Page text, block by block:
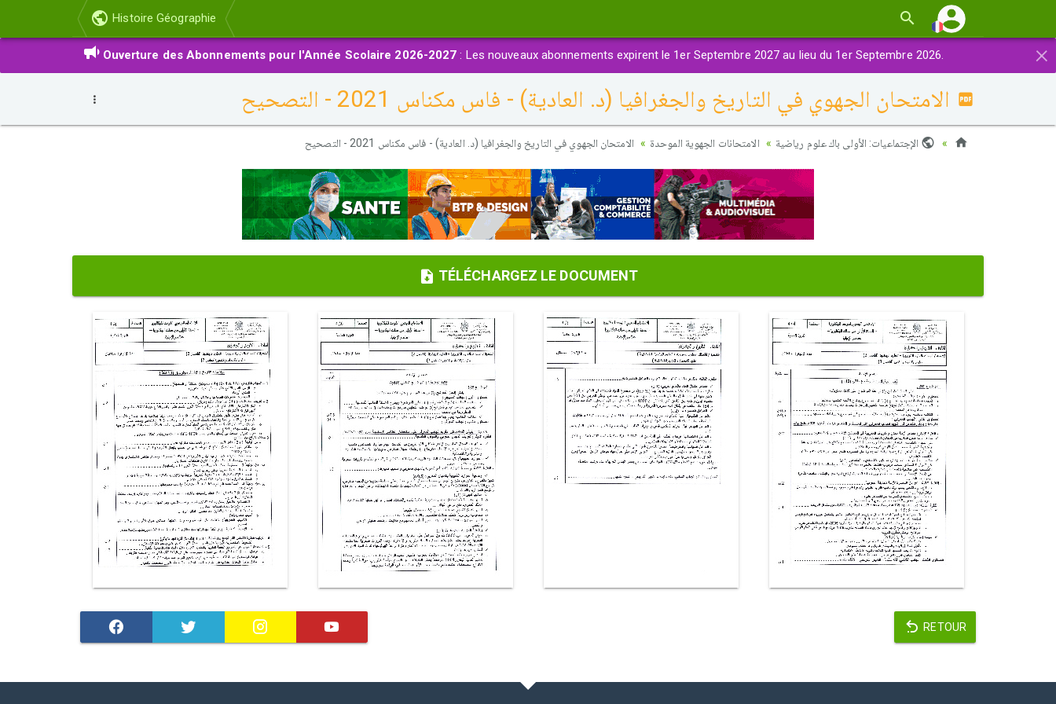
Histoire Géographie
×
Ouverture des Abonnements pour l'Année Scolaire 2026-2027 : Les nouveaux abonnements expirent le 1er Septembre 2027 au lieu du 1er Septembre 2026.
الامتحان الجهوي في التاريخ والجغرافيا (د. العادية) - فاس مكناس 2021 - التصحيح
الإجتماعيات: الأولى باك علوم رياضية الامتحانات الجهوية الموحدة الامتحان الجهوي في التاريخ والجغرافيا (د. العادية) - فاس مكناس 2021 - التصحيح
TÉLÉCHARGEZ LE DOCUMENT
RETOUR